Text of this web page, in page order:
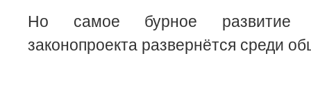
Но самое бурное развитие
законопроекта развернётся среди